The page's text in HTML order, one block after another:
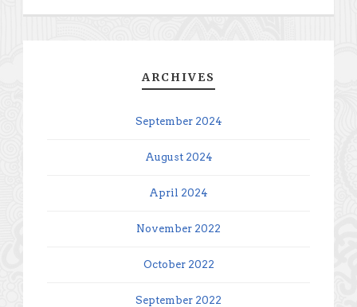
ARCHIVES
September 2024
August 2024
April 2024
November 2022
October 2022
September 2022